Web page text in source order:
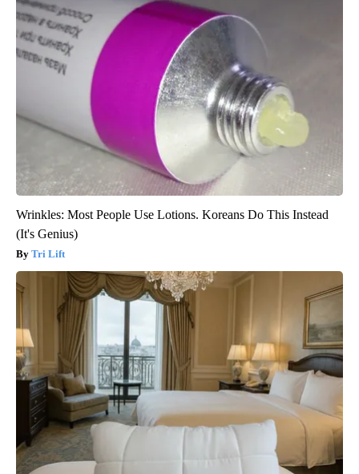
Wrinkles: Most People Use Lotions. Koreans Do This Instead
(It's Genius)
Tri Lift